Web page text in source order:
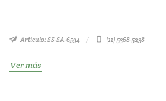
Artículo: SS-SA-6594 (11) 5368-5238
Ver más